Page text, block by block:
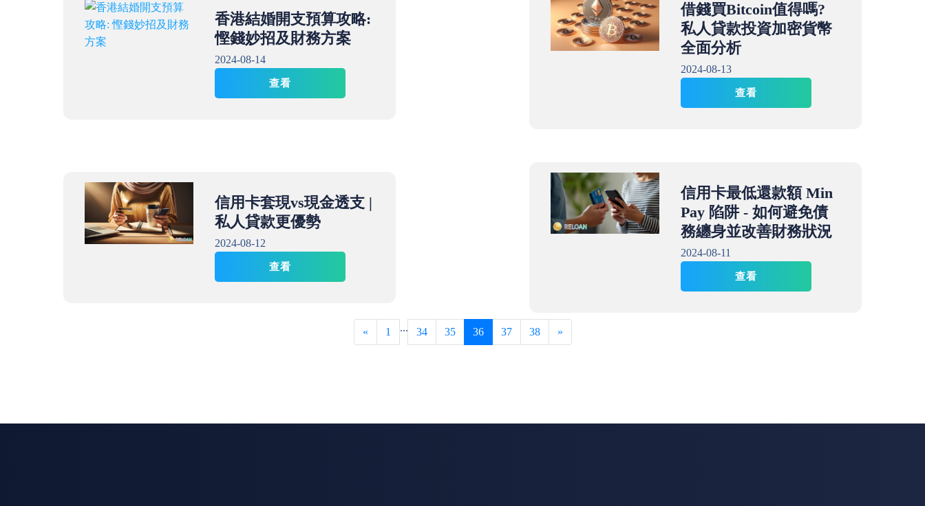
香港結婚開支預算攻略:
慳錢妙招及財務方案
2024-08-14
查看
借錢買Bitcoin值得嗎?
私人貸款投資加密貨幣
全面分析
2024-08-13
查看
信用卡套現vs現金透支 |
私人貸款更優勢
2024-08-12
查看
信用卡最低還款額 Min
Pay 陷阱 - 如何避免債
務纏身並改善財務狀況
2024-08-11
查看
« 1 ... 34 35 36 37 38 »